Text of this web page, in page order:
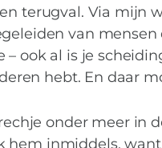
terugval. Via mijn
van
ook al is je
hebt. En daar
onder meer in
inmiddels,